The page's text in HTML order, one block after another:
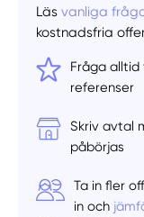
Läsvanliga
kostnadsfria
Fråga
referenser
Skriv avtal
påbörjas
Ta in fler
in och